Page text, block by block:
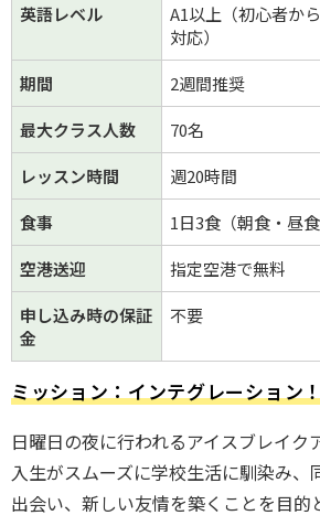
英語レベル
A1以上（初心者か
対応）
期間
2週間推奨
最大クラス人数
70名
レッスン時間
週20時間
食事
1日3食（朝食・昼食
空港送迎
指定空港で無料
申し込み時の保証
金
不要
ミッション：インテグレーション！
日曜日の夜に行われるアイスブレイク
入生がスムーズに学校生活に馴染み、
出会い、新しい友情を築くことを目的